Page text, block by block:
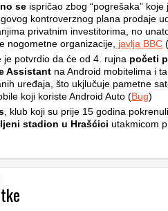
se ispričao zbog “pogrešaka”
kontroverznog plana prodaje
privatnim investitorima, no
nogometne organizacije, javlja BBC (
je potvrdio da će od 4. rujna početi
Assistant na Android mobitelima i
uređaja, što ukjlučuje pametne
koji koriste Android Auto (Bug)
, klub koji su prije 15 godina
stadion u Hrašćici utakmicom